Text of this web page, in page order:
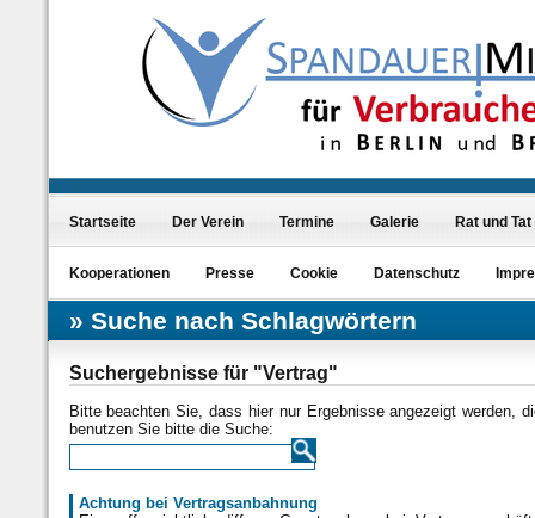
Startseite Der Verein Termine Galerie Rat und Tat
Kooperationen Presse Cookie Datenschutz
Suche nach Schlagwörtern
Suchergebnisse für "Vertrag"
Bitte beachten Sie, dass hier nur Ergebnisse angezeigt werden,
benutzen Sie bitte die Suche:
Achtung bei Vertragsanbahnung